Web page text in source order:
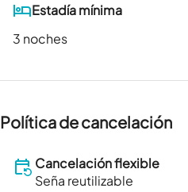
Estadía mínima
3 noches
Política de cancelación
Cancelación flexible
Seña reutilizable